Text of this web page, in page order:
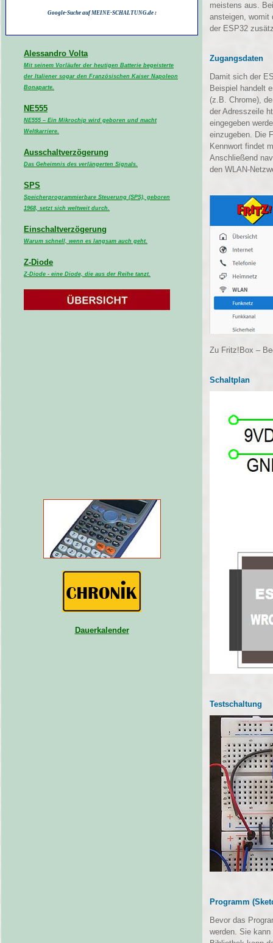
Google-Suche auf MEINE-SCHALTUNG.de :
Alessandro Volta
Mit seinem Vorläufer der heutigen Batterie begeisterte
der Italiener sogar den Französischen Kaiser Napoleon
Bonaparte.
NE555
NE555 – Ein Mikrochip wird geboren und macht
Weltkarriere.
Ausschaltverzögerung
Das Geheimnis des verlängerten Signals.
SPS
Speicherprogrammierbare Steuerung (SPS), geboren
1968, setzt sich weltweit durch.
Einschaltverzögerung
Warum schnell, wenn es langsam auch geht.
Z-Diode
Z-Diode - eine Diode, die aus der Reihe tanzt.
Dauerkalender
meistens aus.
ansteigen, womit
der ESP32
Zugangsdaten
Damit sich der
Beispiel handelt
(z.B. Chrome),
der Adresszeile
eingegeben
einzugeben. Die
Kennwort findet
Anschließend
den WLAN-
Zu Fritz!Box –
Schaltplan
Testschaltung
Programm
Bevor das
werden. Sie